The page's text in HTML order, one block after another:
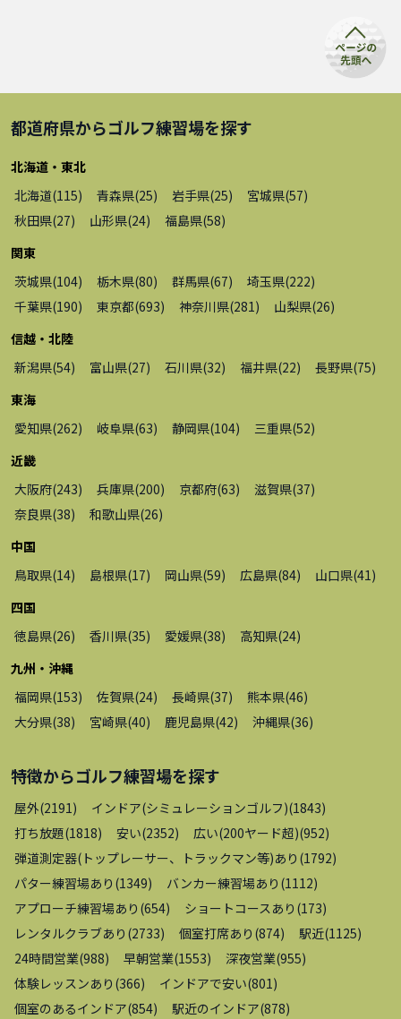
都道府県からゴルフ練習場を探す
北海道・東北
北海道(115) 青森県(25) 岩手県(25) 宮城県(57)
秋田県(27) 山形県(24) 福島県(58)
関東
茨城県(104) 栃木県(80) 群馬県(67) 埼玉県(222)
千葉県(190) 東京都(693) 神奈川県(281 ) 山梨県(26)
信越・北陸
新潟県(54) 富山県(27) 石川県(32) 福井県(22) 長野県(75)
東海
愛知県(262) 岐阜県(63) 静岡県(104) 三重県(52)
近畿
大阪府(243) 兵庫県(200) 京都府(63) 滋賀県(37)
奈良県(38) 和歌山県(26)
中国
鳥取県(14) 島根県(17) 岡山県(59) 広島県(84) 山口県(41 )
四国
徳島県(26) 香川県(35) 愛媛県(38) 高知県(24)
九州・沖縄
福岡県(153) 佐賀県(24) 長崎県(37) 熊本県(46)
大分県(38) 宮崎県(40) 鹿児島県(42) 沖縄県(36)
特徴からゴルフ練習場を探す
屋外(2191 ) インドア(シミュレーションゴルフ)(1843)
打ち放題(1818) 安い(2352) 広い(200ヤード超)(952)
弾道測定器(トップレーサー、トラックマン等)あり (1792)
パター練習場あり (1349) バンカー練習場あり (1112)
アプローチ練習場あり (654) ショートコースあり (173)
レンタルクラブあり (2733) 個室打席あり (874) 駅近(1125)
24時間営業(988) 早朝営業(1553) 深夜営業(955)
体験レッスンあり (366) インドアで安い(801 )
個室のあるインドア(854) 駅近のインドア(878)